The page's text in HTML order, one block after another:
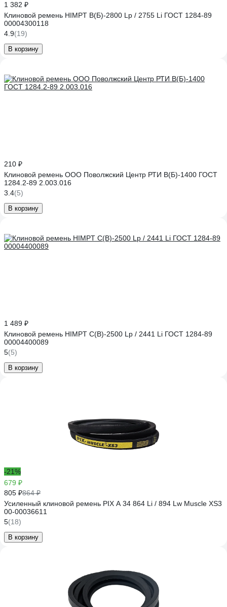
1 382 ₽
Клиновой ремень HIMPT В(Б)-2800 Lp / 2755 Li ГОСТ 1284-89
00004300118
4.9(19)
В корзину
210 ₽
Клиновой ремень ООО Поволжский Центр РТИ В(Б)-1400 ГОСТ
1284.2-89 2.003.016
3.4(5)
В корзину
1 489 ₽
Клиновой ремень HIMPT С(В)-2500 Lp / 2441 Li ГОСТ 1284-89
00004400089
5(5)
В корзину
-21%
679 ₽
805 ₽864 ₽
Усиленный клиновой ремень PIX A 34 864 Li / 894 Lw Muscle XS3
00-00036611
5(18)
В корзину